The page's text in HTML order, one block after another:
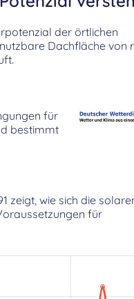
der örtlichen
Dachfläche von
für
bestimmt
zeigt, wie sich die
für